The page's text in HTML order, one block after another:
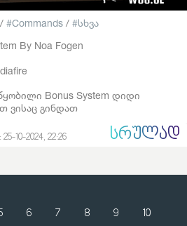
/ Commands /
სხვა
By Noa Fogen
Bonus System დიდი
ვისაც გინდათ
10-2024, 22:26 ᲡᲠᲣᲚᲐᲓ
6 7 8 9
10